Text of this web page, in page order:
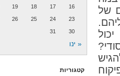
של
16
17
18
19
23
24
25
26
30
31
« ינו
קטגוריות